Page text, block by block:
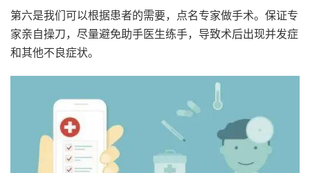
第六是我们可以根据患者的需要，点名专家做手术。保证专
家亲自操刀，尽量避免助手医生练手，导致术后出现并发症
和其他不良症状。